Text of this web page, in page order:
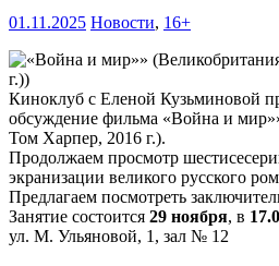
01.11.2025 Новости, 16+
Киноклуб с Еленой Кузьминовой
обсуждение фильма «Война и
Том Харпер, 2016 г.).
Продолжаем просмотр
экранизации великого русского
Предлагаем посмотреть
Занятие состоится 29 ноября, в
ул. М. Ульяновой, 1, зал № 12